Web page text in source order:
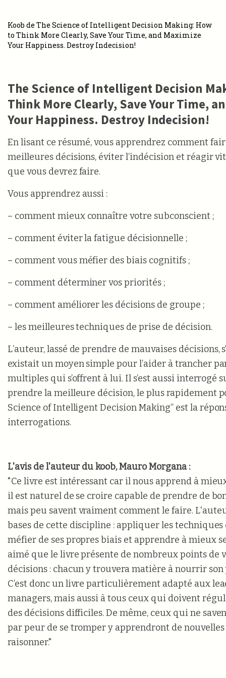
Koob de The Science of Intelligent Decision Making: How
to Think More Clearly, Save Your Time, and Maximize
Your Happiness. Destroy Indecision!
The Science of Intelligent Decision
Think More Clearly, Save Your Time,
Your Happiness. Destroy Indecision!
En lisant ce résumé, vous apprendrez comment
meilleures décisions, éviter l’indécision et réagir
que vous devrez faire.
Vous apprendrez aussi :
– comment mieux connaître votre subconscient ;
– comment éviter la fatigue décisionnelle ;
– comment vous méfier des biais cognitifs ;
– comment déterminer vos priorités ;
– comment améliorer les décisions de groupe ;
– les meilleures techniques de prise de décision.
L’auteur, lassé de prendre de mauvaises décisions,
existait un moyen simple pour l’aider à trancher
multiples qui s’offrent à lui. Il s’est aussi interrogé
prendre la meilleure décision, le plus rapidement
Science of Intelligent Decision Making” est la
interrogations.
L'avis de l'auteur du koob, Mauro Morgana :
"Ce livre est intéressant car il nous apprend à
il est naturel de se croire capable de prendre de
mais peu savent vraiment comment le faire.
bases de cette discipline : appliquer les techniques
méfier de ses propres biais et apprendre à mieux
aimé que le livre présente de nombreux points de vue sur les
décisions : chacun y trouvera matière à nourrir son
C’est donc un livre particulièrement adapté aux
managers, mais aussi à tous ceux qui doivent
des décisions difficiles. De même, ceux qui ne
par peur de se tromper y apprendront de
raisonner."